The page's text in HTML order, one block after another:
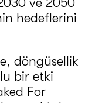
hedeflerini
döngüsellik
bir etki
For